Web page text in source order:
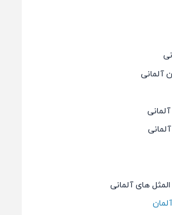
آلمانی
های آلمانی